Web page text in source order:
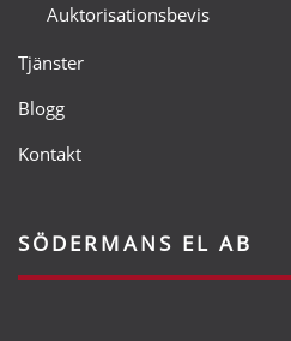
Auktorisationsbevis
Tjänster
Blogg
Kontakt
SÖDERMANS EL AB